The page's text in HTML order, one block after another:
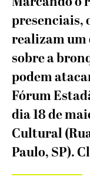
presenciais,
realizam um
sobre a
podem
Fórum
dia 18 de
Cultural
Paulo, SP).